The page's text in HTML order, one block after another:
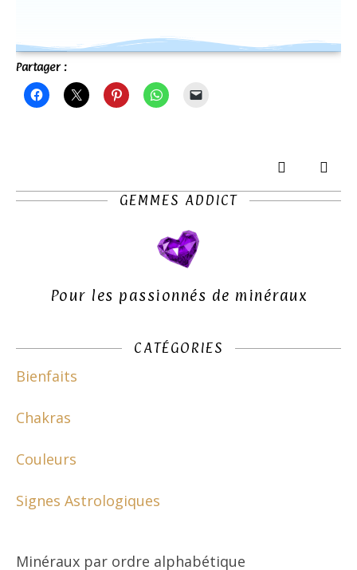
Energie & vitalité
Protection
Partager :
GEMMES ADDICT
Pour les passionnés de minéraux
CATÉGORIES
Bienfaits
Chakras
Couleurs
Signes Astrologiques
Minéraux par ordre alphabétique